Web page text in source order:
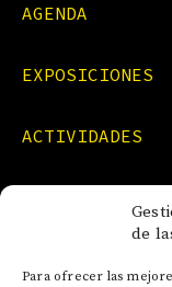
de
Para ofrecer las
AGENDA
EXPOSICIONES
ACTIVIDADES